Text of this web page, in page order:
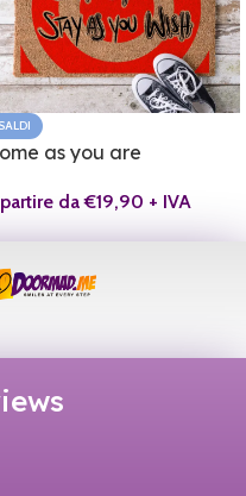
SALDI
as you are
da€19,90 + IVA